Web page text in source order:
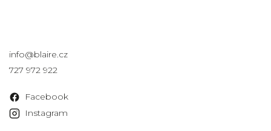
info@blaire.cz
727 972 922
Facebook
Instagram